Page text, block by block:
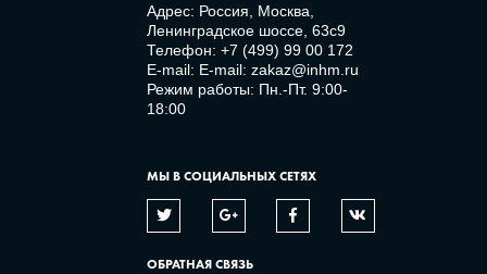
Адрес: Россия, Москва,
Ленинградское шоссе, 63с9
Телефон: +7 (499) 99 00 172
E-mail: E-mail: zakaz@inhm.ru
Режим работы: Пн.-Пт. 9:00-
18:00
МЫ В СОЦИАЛЬНЫХ СЕТЯХ
ОБРАТНАЯ СВЯЗЬ